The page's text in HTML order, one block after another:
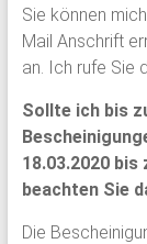
Sie können
Mail Anschrift
an. Ich rufe Sie
Sollte ich bis
18.03.2020
beachten Sie
Die